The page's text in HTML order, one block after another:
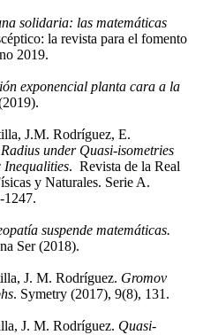
solidaria: las matemáticas
la revista para el fomento
2019.
exponencial planta cara a la
J.M. Rodríguez, E.
under Quasi-isometries
Inequalities. Revista de la Real
y Naturales. Serie A.
1247.
suspende matemáticas.
Ser (2018).
J. M. Rodríguez. Gromov
. Symetry (2017), 9(8), 131.
J. M. Rodríguez. Quasi-